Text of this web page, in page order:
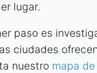
lugar.
paso es
ciudades
nuestro mapa